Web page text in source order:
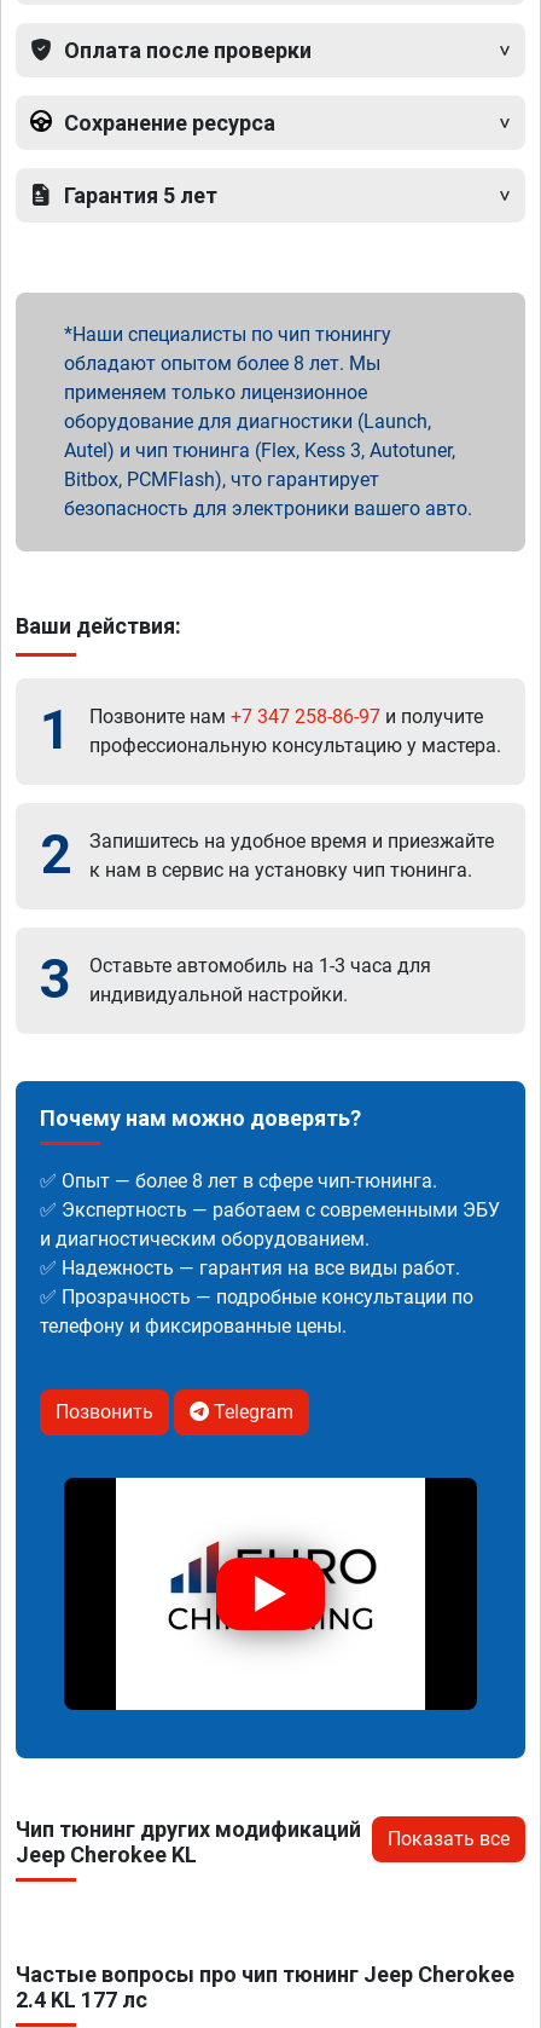
Оплата после проверки
Сохранение ресурса
Гарантия 5 лет
Наши специалисты по чип тюнингу
обладают опытом более 8 лет. Мы
применяем только лицензионное
оборудование для диагностики (Launch,
Autel) и чип тюнинга (Flex, Kess 3, Autotuner,
Bitbox, PCMFlash), что гарантирует
безопасность для электроники вашего авто.
Ваши действия:
1 Позвоните нам +7 347 258-86-97 и получите
профессиональную консультацию у мастера.
2
Запишитесь на удобное время и приезжайте
к нам в сервис на установку чип тюнинга.
3
Оставьте автомобиль на 1-3 часа для
индивидуальной настройки.
Почему нам можно доверять?
✅ Опыт — более 8 лет в сфере чип-тюнинга.
✅ Экспертность — работаем с современными ЭБУ
и диагностическим оборудованием.
✅ Надежность — гарантия на все виды работ.
✅ Прозрачность — подробные консультации по
телефону и фиксированные цены.
Позвонить Telegram
Чип тюнинг других модификаций
Jeep Cherokee KL
Показать все
Частые вопросы про чип тюнинг Jeep Cherokee
2.4 KL 177 лс